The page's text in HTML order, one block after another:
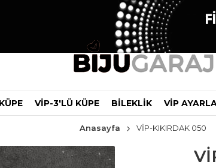
VİP-3'LÜ KÜPE BİLEKLİK VİP
Anasayfa VİP-KIKIRDAK 050